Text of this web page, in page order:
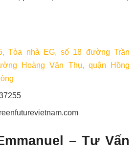
Tòa nhà EG, số 18 đường Trần
Hoàng Văn Thụ, quận Hồng
– Tư Vấn